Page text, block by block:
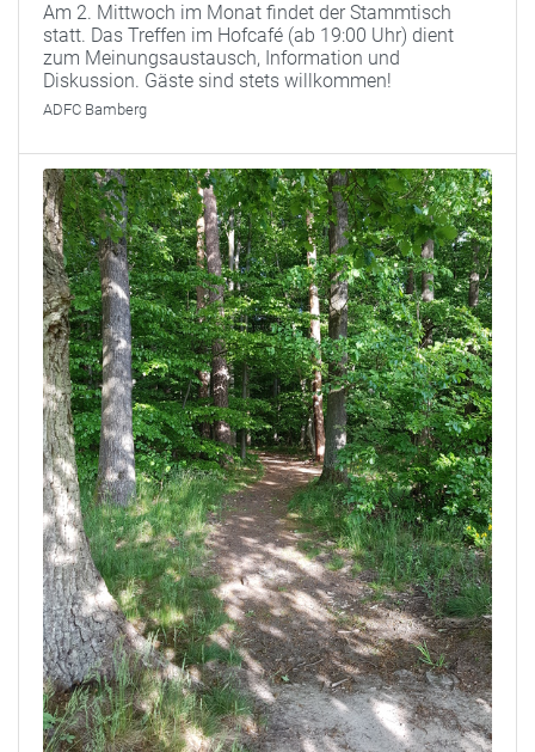
Am 2. Mittwoch im Monat findet der Stammtisch
statt. Das Treffen im Hofcafé (ab 19:00 Uhr) dient
zum Meinungsaustausch, Information und
Diskussion. Gäste sind stets willkommen!
ADFC Bamberg